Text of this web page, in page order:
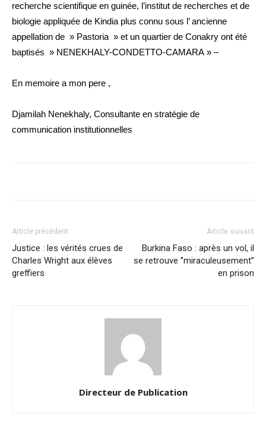
recherche scientifique en guinée, l’institut de recherches et de
biologie appliquée de Kindia plus connu sous l’ ancienne
appellation de » Pastoria » et un quartier de Conakry ont été
baptisés » NENEKHALY-CONDETTO-CAMARA » –
En memoire a mon pere ,
Djamilah Nenekhaly, Consultante en stratégie de
communication institutionnelles
Article précédent
Justice : les vérités crues de
Charles Wright aux élèves
greffiers
Article suivant
Burkina Faso : après un vol, il
se retrouve ‘’miraculeusement’’
en prison
Directeur de Publication